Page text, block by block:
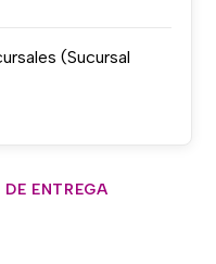
(Sucursal
ENTREGA